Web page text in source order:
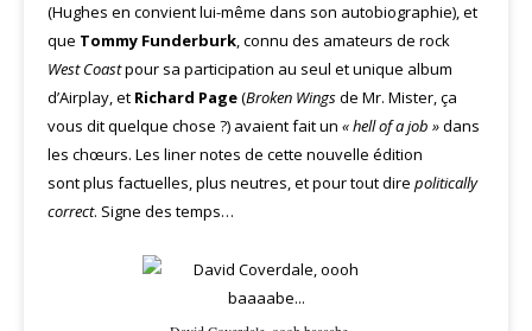
(Hughes en convient lui-même dans son autobiographie), et
que Tommy Funderburk, connu des amateurs de rock
West Coastpour sa participation au seul et unique album
d’Airplay, et Richard Page(Broken Wingsde Mr. Mister, ça
vous dit quelque chose ?) avaient fait un « hell of a job »dans
les chœurs. Les liner notes de cette nouvelle édition
sont plus factuelles, plus neutres, et pour tout dire politically
correct. Signe des temps…